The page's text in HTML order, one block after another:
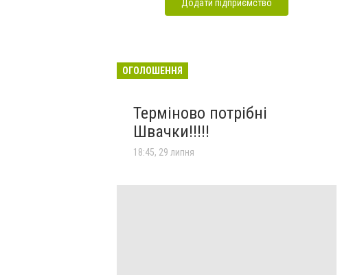
Додати підприємство
ОГОЛОШЕННЯ
Терміново потрібні
Швачки!!!!!
18:45, 29 липня